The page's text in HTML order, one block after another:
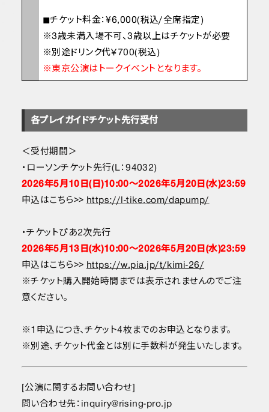
◼︎チケット料金：¥6,000(税込/全席指定)
※3歳未満入場不可、3歳以上はチケットが必要
※別途ドリンク代￥700(税込)
※東京公演はトークイベントとなります。
各プレイガイドチケット先行受付
＜受付期間＞
・ローソンチケット先行(L：94032)
2026年5月10日(日)10:00〜2026年5月20日(水)23:59
申込はこちら>>https://l-tike.com/dapump/
・チケットぴあ2次先行
2026年5月13日(水)10:00〜2026年5月20日(水)23:59
申込はこちら>>https://w.pia.jp/t/kimi-26/
※チケット購入開始時間までは表示されませんのでご注
意ください。
※1申込につき、チケット4枚までのお申込となります。
※別途、チケット代金とは別に手数料が発生いたします。
[公演に関するお問い合わせ]
問い合わせ先：inquiry@rising-pro.jp